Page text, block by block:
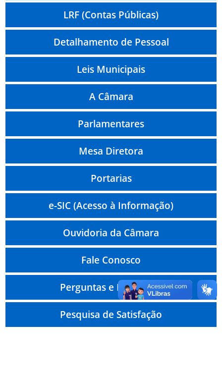
LRF (Contas Públicas)
Detalhamento de Pessoal
Leis Municipais
A Câmara
Parlamentares
Mesa Diretora
Portarias
e-SIC (Acesso à Informação)
Ouvidoria da Câmara
Fale Conosco
Perguntas e Respostas
Pesquisa de Satisfação